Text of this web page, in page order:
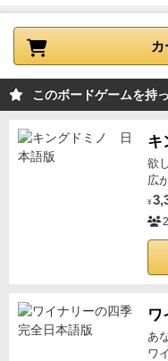
得る。・宝石
テム：カード
返し、リセッ
ム終了。 ・ダ
際に子供たち
ログで確認し
レビューだぜ
以上に終わる
ベスト人数の
「陰謀」とか
ら終わりなの
手札補充を表
数を調整して
なので、みん
負決められそ
るので、裏向
ょっと薄く感
のだが、これ
は4くらいだが
多分、
このボードゲームを持
キ
欲
広
¥
ワ
あ
ワ